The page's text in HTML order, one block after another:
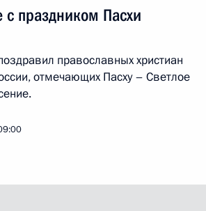
с праздником Пасхи
православных христиан
отмечающих Пасху – Светлое